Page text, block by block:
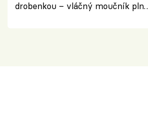
drobenkou – vláčný moučník plný